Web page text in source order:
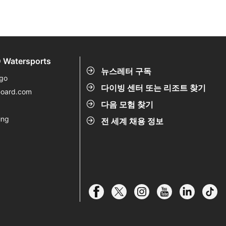
뉴스레터 구독
다이빙 센터 또는 리조트 찾기
다음 모험 찾기
전 세계 채용 정보
Watersports